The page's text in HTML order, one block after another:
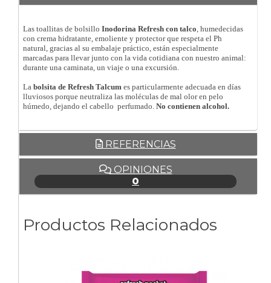
Las toallitas de bolsillo Inodorina Refresh con talco , humedecidas
con crema hidratante, emoliente y protector que respeta el Ph
natural, gracias al su embalaje práctico, están especialmente
marcadas para llevar junto con la vida cotidiana con nuestro animal:
durante una caminata, un viaje o una excursión.
La bolsita de Refresh Talcum es particularmente adecuada en días
lluviosos porque neutraliza las moléculas de mal olor en pelo
húmedo, dejando el cabello perfumado. No contienen alcohol.
REFERENCIAS
OPINIONES
0
Productos Relacionados